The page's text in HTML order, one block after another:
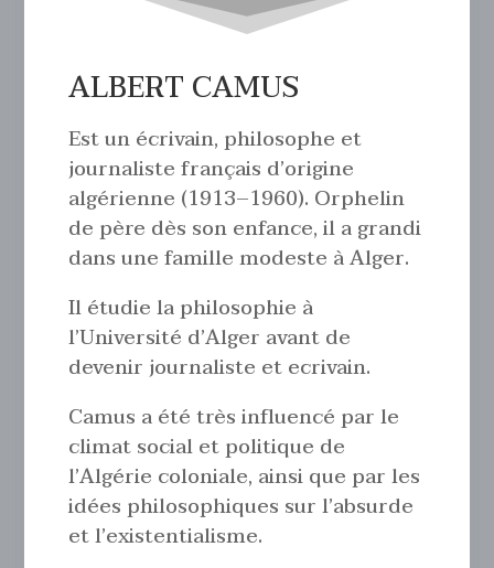
ALBERT CAMUS
Est un écrivain, philosophe et
journaliste français d’origine
algérienne (1913–1960). Orphelin
de père dès son enfance, il a grandi
dans une famille modeste à Alger.
Il étudie la philosophie à
l’Université d’Alger avant de
devenir journaliste et ecrivain.
Camus a été très influencé par le
climat social et politique de
l’Algérie coloniale, ainsi que par les
idées philosophiques sur l’absurde
et l’existentialisme.